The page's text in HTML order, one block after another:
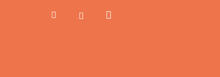
Hledat Přihlášení